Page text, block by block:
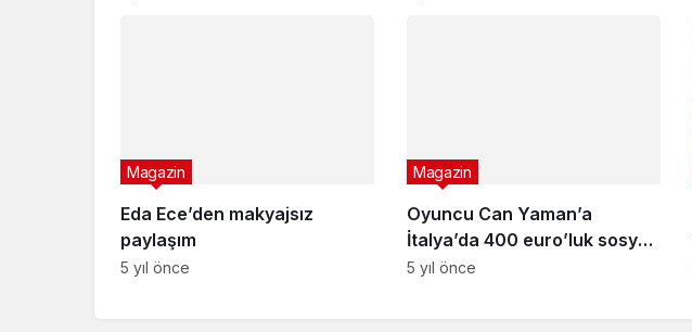
Eda Ece’den makyajsız
paylaşım
Magazin
5 yıl önce
Oyuncu Can Yaman’a
İtalya’da 400 euro’luk sosyal
mesafe cezası
Magazin
5 yıl önce